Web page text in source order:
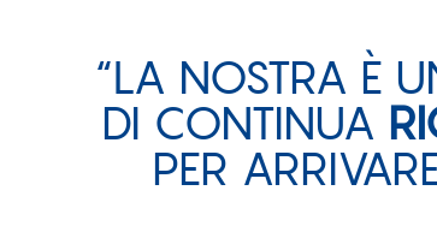
“LA NOSTRA È
DI CONTINUA
PER